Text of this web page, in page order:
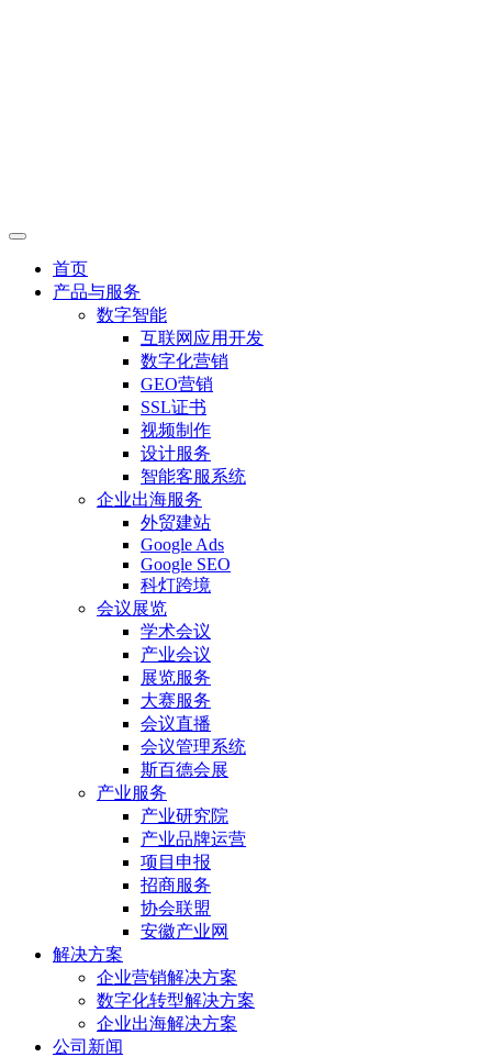
首页
产品与服务
数字智能
互联网应用开发
数字化营销
GEO营销
SSL证书
视频制作
设计服务
智能客服系统
企业出海服务
外贸建站
Google Ads
Google SEO
科灯跨境
会议展览
学术会议
产业会议
展览服务
大赛服务
会议直播
会议管理系统
斯百德会展
产业服务
产业研究院
产业品牌运营
项目申报
招商服务
协会联盟
安徽产业网
解决方案
企业营销解决方案
数字化转型解决方案
企业出海解决方案
公司新闻